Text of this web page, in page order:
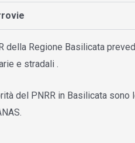
della Regione Basilicata
e stradali .
del PNRR in Basilicata